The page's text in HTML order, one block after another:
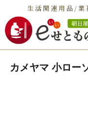
生活関連用品/業
カメヤマ 小ロ